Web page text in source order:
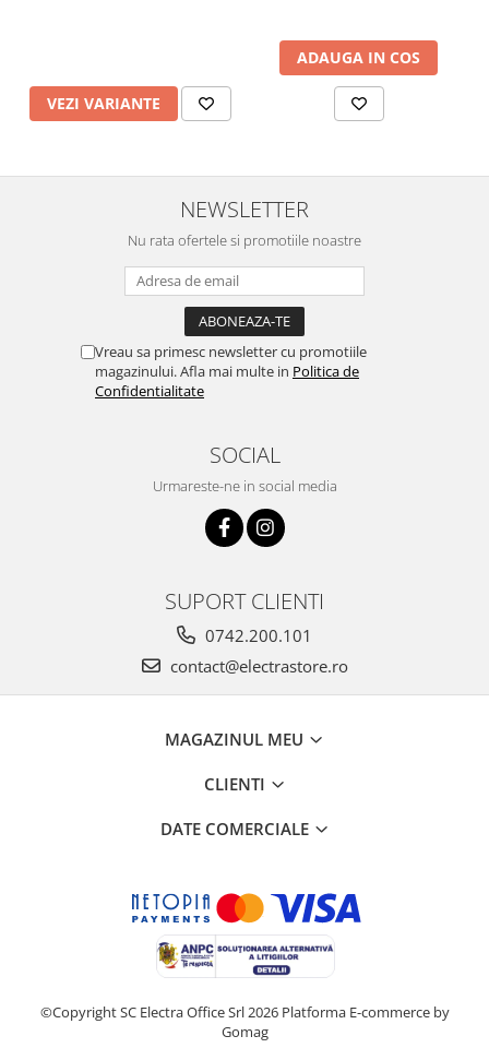
VEZI VARIANTE
ADAUGA IN COS
NEWSLETTER
Nu rata ofertele si promotiile noastre
Vreau sa primesc newsletter cu promotiile
magazinului. Afla mai multe in Politica de
Confidentialitate
SOCIAL
Urmareste-ne in social media
SUPORT CLIENTI
0742.200.101
contact@electrastore.ro
MAGAZINUL MEU
CLIENTI
DATE COMERCIALE
©Copyright SC Electra Office Srl 2026 Platforma E-commerce by
Gomag